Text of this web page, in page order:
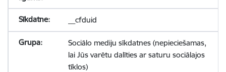
__cfduid
Sociālo mediju sīkdatnes (nepieciešamas,
lai Jūs varētu dalīties ar saturu sociālajos
tīklos)